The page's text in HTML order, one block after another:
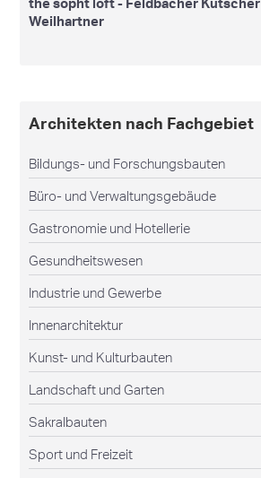
Weilhartner
Architekten nach Fachgebiet
Bildungs- und Forschungsbauten
Büro- und Verwaltungsgebäude
Gastronomie und Hotellerie
Gesundheitswesen
Industrie und Gewerbe
Innenarchitektur
Kunst- und Kulturbauten
Landschaft und Garten
Sakralbauten
Sport und Freizeit